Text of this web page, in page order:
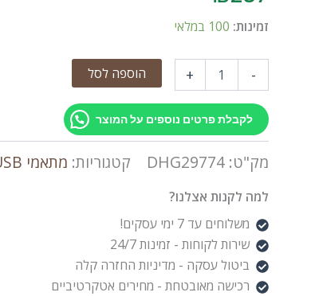
זמינות: 100 במלאי
-
+ הוספה לסל
לקבלת פרטים נוספים על המוצר
מק"ט: DHG29774 קטגוריות: מתאמי USB
למה לקנות אצלנו?
משלוחים עד 7 ימי עסקים!
שירות לקוחות - זמינות 24/7
ביטול עסקה - מדיניות החזרה קלה
רכישה מאובטחת - מחירים אטקרטיביים